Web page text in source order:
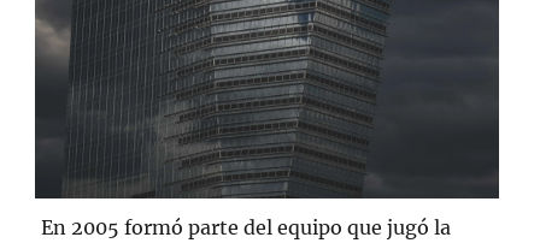
En 2005 formó parte del equipo que jugó la